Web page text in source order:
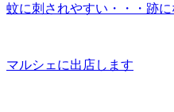
蚊に刺されやすい・・・跡
マルシェに出店します